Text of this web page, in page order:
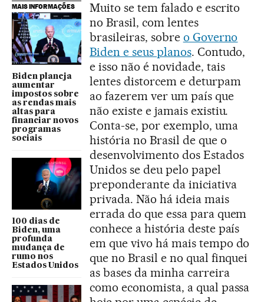
MAIS INFORMAÇÕES
Biden planeja
aumentar
impostos sobre
as rendas mais
altas para
financiar novos
programas
sociais
100 dias de
Biden, uma
profunda
mudança de
rumo nos
Estados Unidos
Muito se tem falado e escrito
no Brasil, com lentes
brasileiras, sobre o Governo
Biden e seus planos. Contudo,
e isso não é novidade, tais
lentes distorcem e deturpam
ao fazerem ver um país que
não existe e jamais existiu.
Conta-se, por exemplo, uma
história no Brasil de que o
desenvolvimento dos Estados
Unidos se deu pelo papel
preponderante da iniciativa
privada. Não há ideia mais
errada do que essa para quem
conhece a história deste país
em que vivo há mais tempo do
que no Brasil e no qual finquei
as bases da minha carreira
como economista, a qual passa